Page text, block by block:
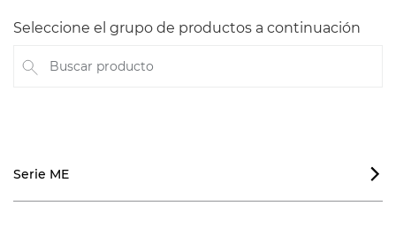
Seleccione el grupo de productos a continuación
Buscar producto
Serie ME 